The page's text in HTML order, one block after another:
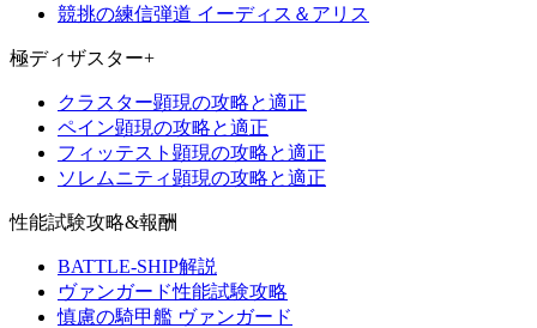
競挑の練信弾道 イーディス＆アリス
極ディザスター+
クラスター顕現の攻略と適正
ペイン顕現の攻略と適正
フィッテスト顕現の攻略と適正
ソレムニティ顕現の攻略と適正
性能試験攻略&報酬
BATTLE-SHIP解説
ヴァンガード性能試験攻略
慎慮の騎甲艦 ヴァンガード